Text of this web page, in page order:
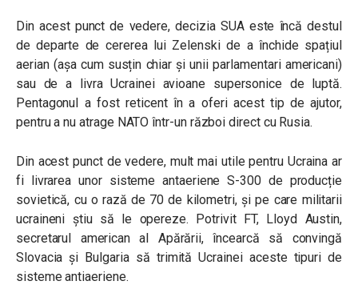
Din acest punct de vedere, decizia SUA este încă destul
de departe de cererea lui Zelenski de a închide spațiul
aerian (așa cum susțin chiar și unii parlamentari americani)
sau de a livra Ucrainei avioane supersonice de luptă.
Pentagonul a fost reticent în a oferi acest tip de ajutor,
pentru a nu atrage NATO într-un război direct cu Rusia.
Din acest punct de vedere, mult mai utile pentru Ucraina ar
fi livrarea unor sisteme antaeriene S-300 de producție
sovietică, cu o rază de 70 de kilometri, și pe care militarii
ucraineni știu să le opereze. Potrivit FT, Lloyd Austin,
secretarul american al Apărării, încearcă să convingă
Slovacia și Bulgaria să trimită Ucrainei aceste tipuri de
sisteme antiaeriene.